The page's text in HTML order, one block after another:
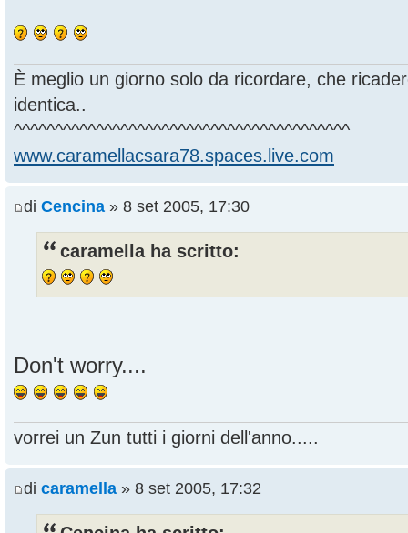
È meglio un giorno solo da ricordare, che
identica..
^^^^^^^^^^^^^^^^^^^^^^^^^^^^^^^^^^^^^^^^^
www.caramellacsara78.spaces.live.com
di Cencina » 8 set 2005, 17:30
caramella ha scritto:
Don't worry....
vorrei un Zun tutti i giorni dell'anno.....
di caramella » 8 set 2005, 17:32